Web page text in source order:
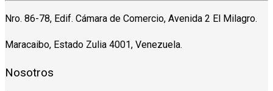
Nro. 86-78, Edif. Cámara de Comercio, Avenida 2 El Milagro.
Maracaibo, Estado Zulia 4001, Venezuela.
Nosotros